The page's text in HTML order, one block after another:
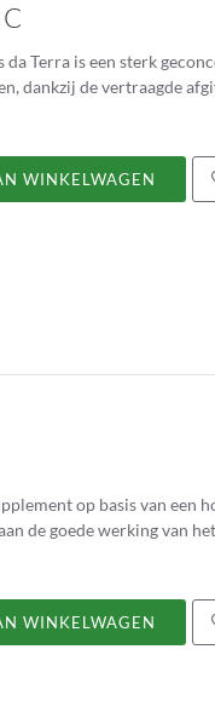
Terra is een sterk
dankzij de vertraagde
WINKELWAGEN
op basis van
de goede werking van
WINKELWAGEN